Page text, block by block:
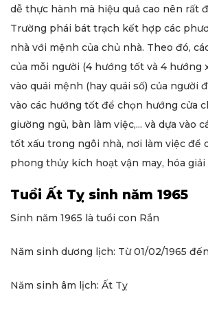
dễ thực hành mà hiệu quả cao nên rất
Trường phái bát trạch kết hợp các
nhà với mệnh của chủ nhà. Theo đó,
của mỗi người (4 hướng tốt và 4 hướng
vào quái mệnh (hay quái số) của người
vào các hướng tốt để chọn hướng cửa
giường ngủ, bàn làm việc,... và dựa vào
tốt xấu trong ngôi nhà, nơi làm việc để
phong thủy kích hoạt vận may, hóa giải
Tuổi Ất Tỵ sinh năm 1965
Sinh năm 1965 là tuổi con Rắn
Năm sinh dương lịch: Từ 01/02/1965
Năm sinh âm lịch: Ất Tỵ